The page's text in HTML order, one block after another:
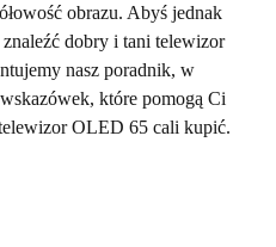
obrazu. Abyś jednak
znaleźć dobry i tani telewizor
nasz poradnik, w
które pomogą Ci
OLED 65 cali kupić.